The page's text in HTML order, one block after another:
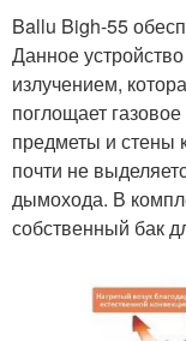
Ballu Bigh-55
Данное
излучением,
поглощает
предметы и стены
почти не
дымохода. В
собственный бак